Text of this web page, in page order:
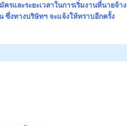
และระยะเวลาในการเริ่มงานที่นายจ้าง
ซึ่งทางบริษัทฯ จะแจ้งให้ทราบอีกครั้ง